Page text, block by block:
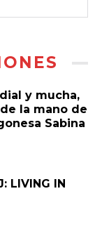
y mucha,
la mano de
Sabina
LIVING IN